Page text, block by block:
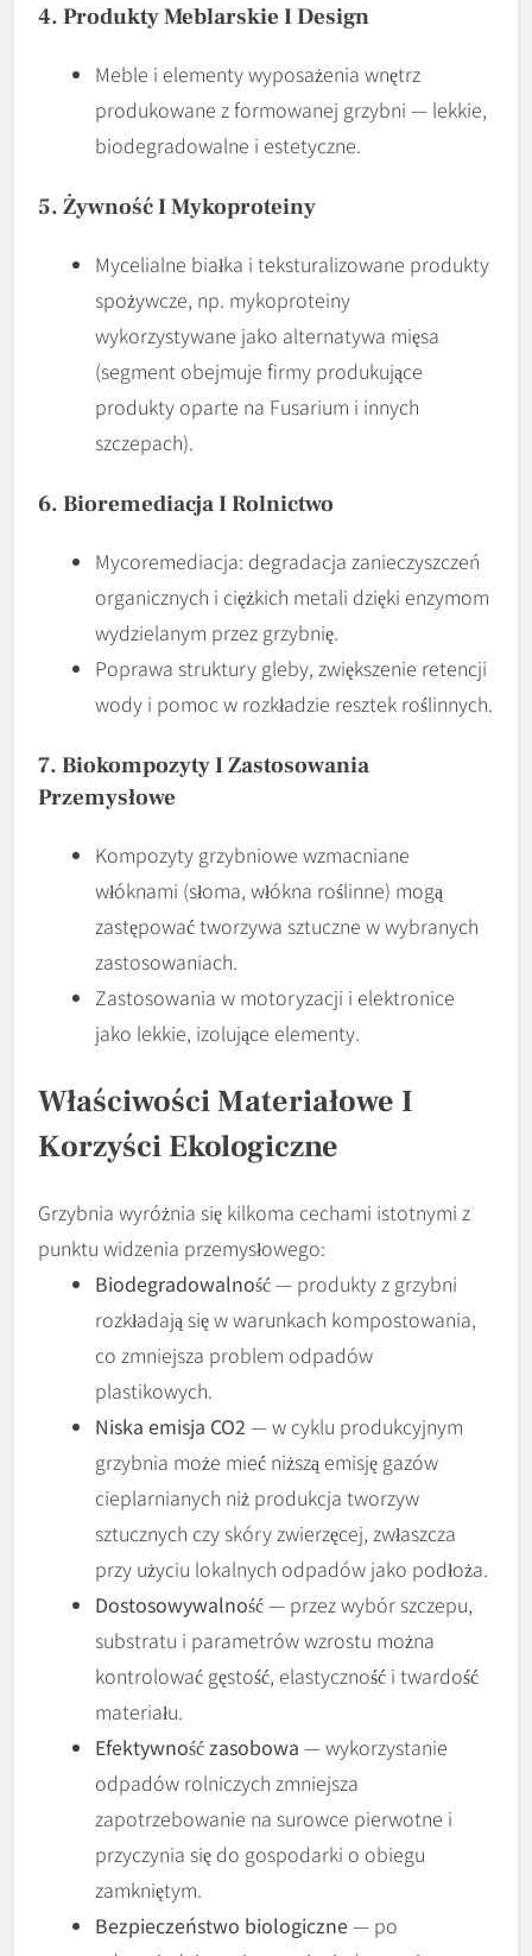
4. Produkty Meblarskie I Design
Meble i elementy wyposażenia wnętrz
produkowane z formowanej grzybni — lekkie,
biodegradowalne i estetyczne.
5. Żywność I Mykoproteiny
Mycelialne białka i teksturalizowane produkty
spożywcze, np. mykoproteiny
wykorzystywane jako alternatywa mięsa
(segment obejmuje firmy produkujące
produkty oparte na Fusarium i innych
szczepach).
6. Bioremediacja I Rolnictwo
Mycoremediacja: degradacja zanieczyszczeń
organicznych i ciężkich metali dzięki enzymom
wydzielanym przez grzybnię.
Poprawa struktury gleby, zwiększenie retencji
wody i pomoc w rozkładzie resztek roślinnych.
7. Biokompozyty I Zastosowania
Przemysłowe
Kompozyty grzybniowe wzmacniane
włóknami (słoma, włókna roślinne) mogą
zastępować tworzywa sztuczne w wybranych
zastosowaniach.
Zastosowania w motoryzacji i elektronice
jako lekkie, izolujące elementy.
Właściwości Materiałowe I
Korzyści Ekologiczne
Grzybnia wyróżnia się kilkoma cechami istotnymi z
punktu widzenia przemysłowego:
Biodegradowalność— produkty z grzybni
rozkładają się w warunkach kompostowania,
co zmniejsza problem odpadów
plastikowych.
Niska emisja CO2 — w cyklu produkcyjnym
grzybnia może mieć niższą emisję gazów
cieplarnianych niż produkcja tworzyw
sztucznych czy skóry zwierzęcej, zwłaszcza
przy użyciu lokalnych odpadów jako podłoża.
Dostosowywalność— przez wybór szczepu,
substratu i parametrów wzrostu można
kontrolować gęstość, elastyczność i twardość
materiału.
Efektywność zasobowa — wykorzystanie
odpadów rolniczych zmniejsza
zapotrzebowanie na surowce pierwotne i
przyczynia się do gospodarki o obiegu
zamkniętym.
Bezpieczeństwo biologiczne— po